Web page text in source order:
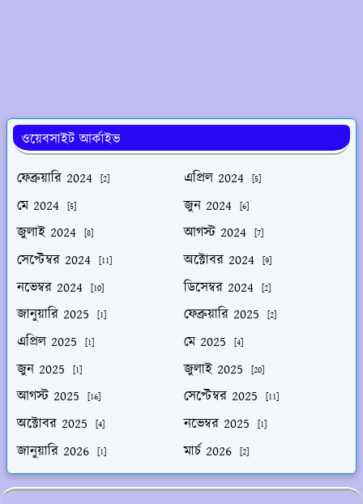
ওয়েবসাইট আর্কাইভ
ফেব্রুয়ারি 2024
[2] এপ্রিল 2024 [5]
মে 2024 [5] জুন 2024 [6]
জুলাই 2024 [8] আগস্ট 2024 [7]
সেপ্টেম্বর 2024 [11] অক্টোবর 2024 [9]
নভেম্বর 2024 [10] ডিসেম্বর 2024 [2]
জানুয়ারি 2025 [1] ফেব্রুয়ারি 2025 [2]
এপ্রিল 2025 [1] মে 2025 [4]
জুন 2025 [1] জুলাই 2025 [20]
আগস্ট 2025 [16] সেপ্টেম্বর 2025 [11]
অক্টোবর 2025 [4] নভেম্বর 2025 [1]
জানুয়ারি 2026 [1] মার্চ 2026 [2]